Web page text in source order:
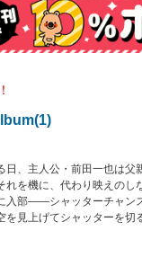
日、主人公・前田一也は父
れを機に、代わり映えのし
入部――シャッターチャン
を見上げてシャッターを切